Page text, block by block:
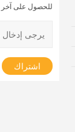
للحصول على آخر